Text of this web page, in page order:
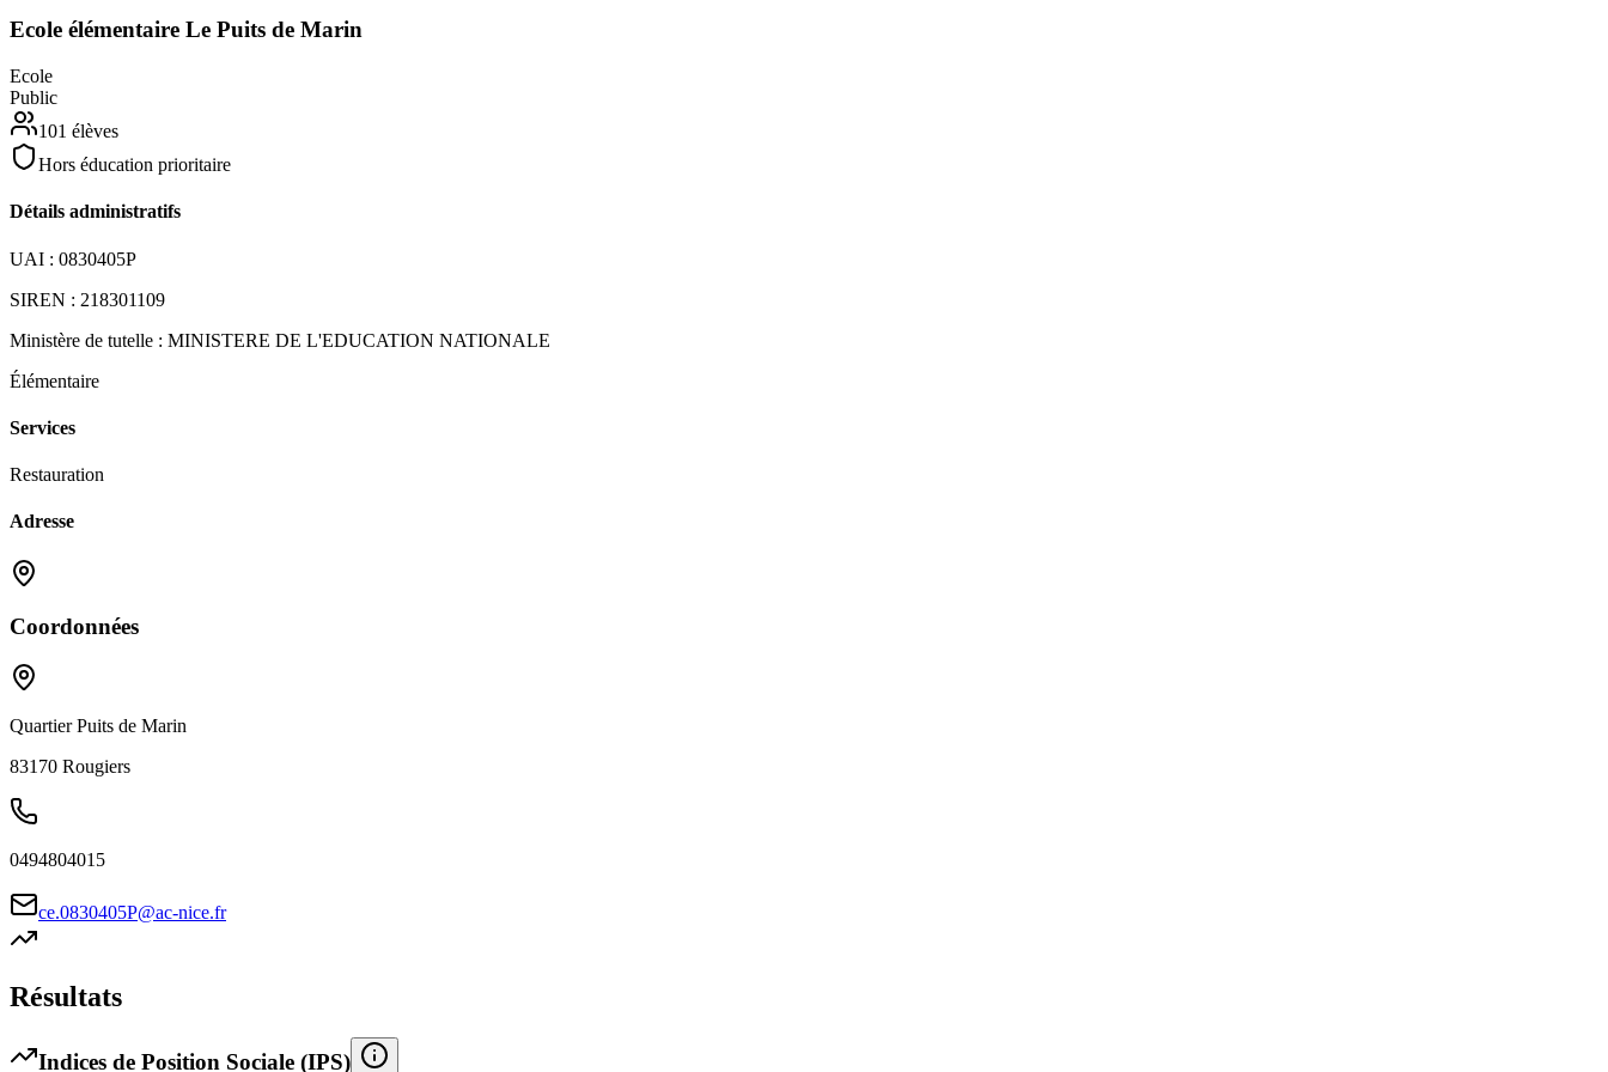
Ecole élémentaire Le Puits de Marin
Ecole
Public
101 élèves
Hors éducation prioritaire
Détails administratifs
UAI : 0830405P
SIREN : 218301109
Ministère de tutelle : MINISTERE DE L'EDUCATION NATIONALE
Élémentaire
Services
Restauration
Adresse
Coordonnées
Quartier Puits de Marin
83170 Rougiers
0494804015
ce.0830405P@ac-nice.fr
Résultats
Indices de Position Sociale (IPS)